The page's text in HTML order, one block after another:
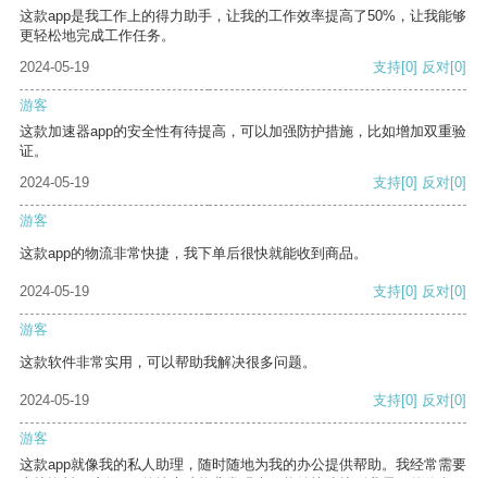
这款app是我工作上的得力助手，让我的工作效率提高了50%，让我能够
更轻松地完成工作任务。
2024-05-19
支持[0] 反对[0]
游客
这款加速器app的安全性有待提高，可以加强防护措施，比如增加双重验
证。
2024-05-19
支持[0] 反对[0]
游客
这款app的物流非常快捷，我下单后很快就能收到商品。
2024-05-19 支持[0] 反对[0]
游客
这款软件非常实用，可以帮助我解决很多问题。
2024-05-19 支持[0] 反对[0]
游客
这款app就像我的私人助理，随时随地为我的办公提供帮助。我经常需要